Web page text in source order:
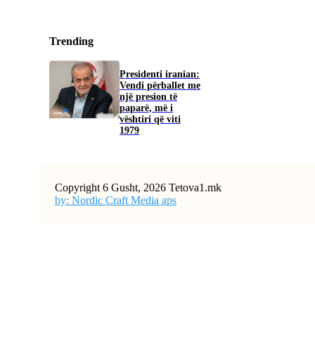
Trending
Presidenti iranian:
Vendi përballet me
një presion të
paparë, më i
vështiri që viti
1979
Copyright 6 Gusht, 2026 Tetova1.mk
by: Nordic Craft Media aps